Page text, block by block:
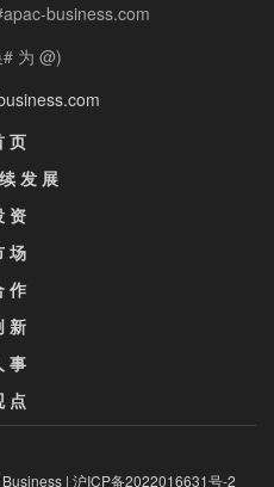
business.com
为 @)
页
发 展
资
场
作
新
事
点
| 沪ICP备2022016631号-2